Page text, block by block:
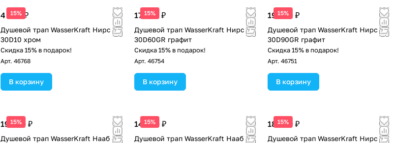
15%
4 490 ₽
Душевой трап WasserKraft Нирс
30D10 хром
Скидка 15% в подарок!
Арт.46768
В корзину
15%
17 390 ₽
Душевой трап WasserKraft Нирс
30D60GR графит
Скидка 15% в подарок!
Арт. 46754
В корзину
15%
19 390 ₽
Душевой трап WasserKraft Нирс
30D90GR графит
Скидка 15% в подарок!
Арт. 46751
В корзину
15%
19 390 ₽
Душевой трап WasserKraft Нааб
15%
14 490 ₽
Душевой трап WasserKraft Нааб
15%
18 990 ₽
Душевой трап WasserKraft Нирс